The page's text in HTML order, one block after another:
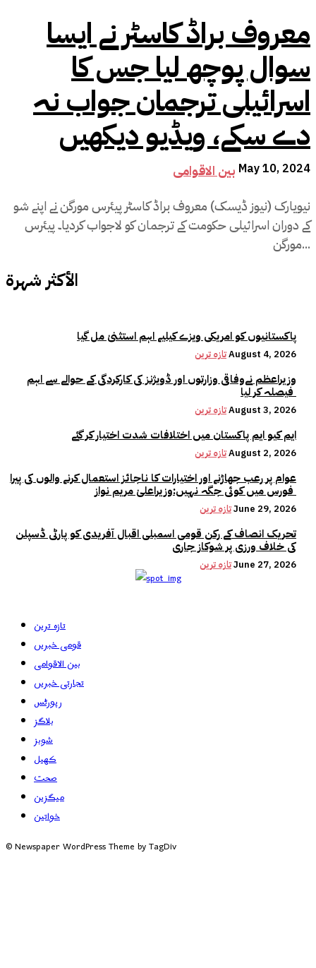
معروف براڈ کاسٹر نے ایسا
سوال پوچھ لیا جس کا
اسرائیلی ترجمان جواب نہ
دے سکے، ویڈیو دیکھیں
بین الاقوامی May 10, 2024
کے دوران اسرائیلی حکومت کے ترجمان کو لاجواب کردیا۔ پیئرس
مورگن...
الأكثر شهرة
پاکستانیوں کو امریکی ویزے کیلیے اہم استثنیٰ مل گیا
تازہ ترینAugust 4, 2026
وزیراعظم نےوفاقی وزارتوں اور ڈویژنز کی کارکردگی کے حوالے سے اہم
تازہ ترینAugust 3, 2026
ایم کیو ایم پاکستان میں اختلافات شدت اختیار کر گئے
تازہ ترینAugust 2, 2026
عوام پر رعب جھاڑنے اور اختیارات کا ناجائز استعمال کرنے والوں کی پیرا
تازہ ترینJune 29, 2026
تحریک انصاف کے رکن قومی اسمبلی اقبال آفریدی کو پارٹی ڈسپلن
کی خلاف ورزی پر شوکاز جاری
تازہ ترینJune 27, 2026
تازہ ترین
قومی خبریں
بین الاقوامی
تجارتی خبریں
رپورٹس
بلاگز
شوبز
کھیل
صحت
میگزین
خواتین
© Newspaper WordPress Theme by TagDiv